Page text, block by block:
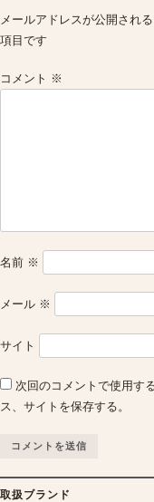
メールアドレスが公開され
項目です
コメント ※
名前 ※
メール ※
サイト
次回のコメントで使用す
ス、サイトを保存する。
取扱ブランド